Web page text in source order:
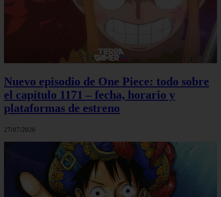
Nuevo episodio de One Piece: todo sobre
el capítulo 1171 – fecha, horario y
plataformas de estreno
27/07/2026